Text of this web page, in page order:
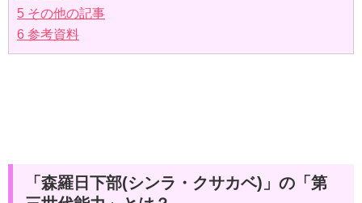
5 その他の記事
6 参考資料
「森羅日下部(シンラ・クサカベ)」の「第